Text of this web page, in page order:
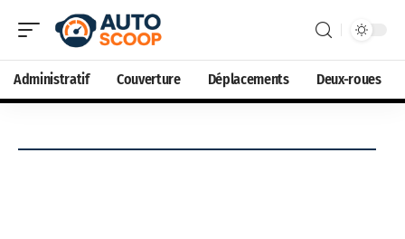
Administratif Couverture Déplacements Deux-roues